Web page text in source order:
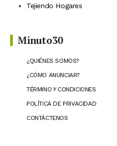
Tejiendo Hogares
Minuto30
¿QUIÉNES SOMOS?
¿CÓMO ANUNCIAR?
TÉRMINO Y CONDICIONES
POLÍTICA DE PRIVACIDAD
CONTÁCTENOS